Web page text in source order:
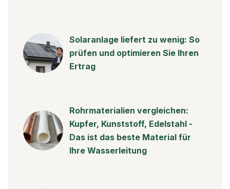
Solaranlage liefert zu wenig: So
prüfen und optimieren Sie Ihren
Ertrag
Rohrmaterialien vergleichen:
Kupfer, Kunststoff, Edelstahl -
Das ist das beste Material für
Ihre Wasserleitung